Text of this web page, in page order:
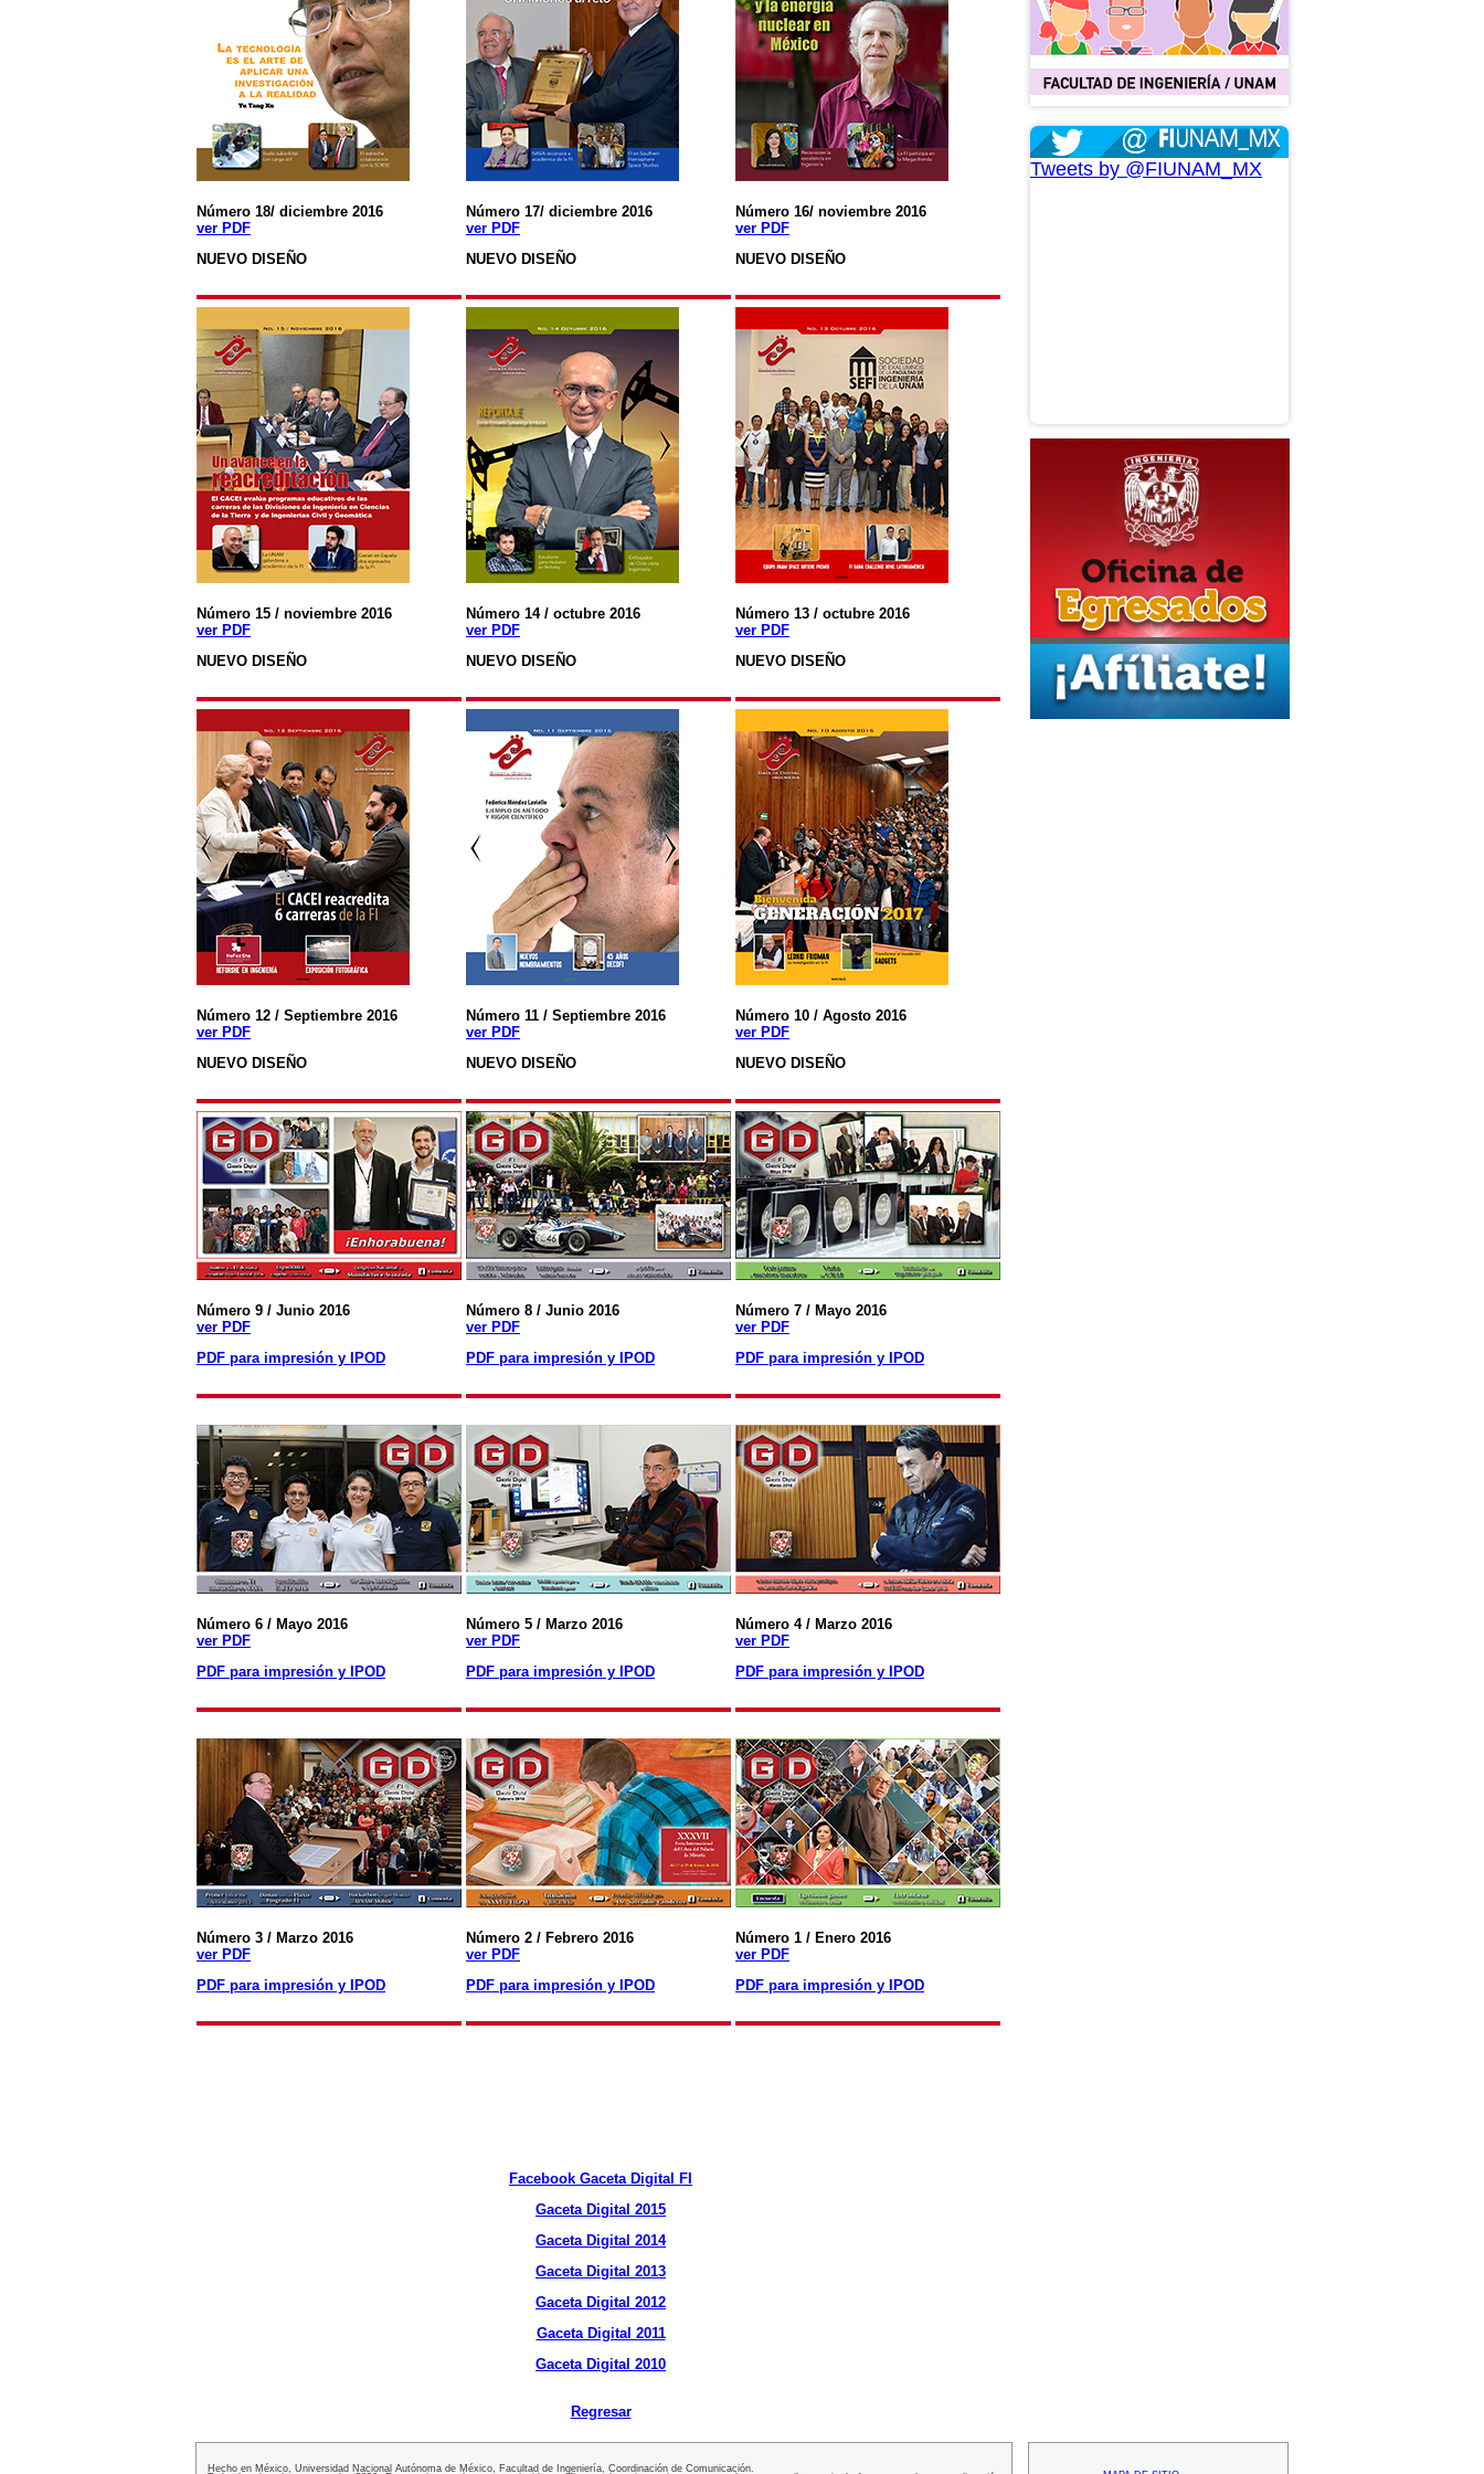
Número 18/ diciembre 2016
ver PDF
NUEVO DISEÑO
Número 17/ diciembre 2016
ver PDF
NUEVO DISEÑO
Número 16/ noviembre 2016
ver PDF
NUEVO DISEÑO
Número 15 / noviembre 2016
ver PDF
NUEVO DISEÑO
Número 14 / octubre 2016
ver PDF
NUEVO DISEÑO
Número 13 / octubre 2016
ver PDF
NUEVO DISEÑO
Número 12 / Septiembre 2016
ver PDF
NUEVO DISEÑO
Número 11 / Septiembre 2016
ver PDF
NUEVO DISEÑO
Número 10 / Agosto 2016
ver PDF
NUEVO DISEÑO
Número 9 / Junio 2016
ver PDF
PDF para impresión y IPOD
Número 8 / Junio 2016
ver PDF
PDF para impresión y IPOD
Número 7 / Mayo 2016
ver PDF
PDF para impresión y IPOD
Número 6 / Mayo 2016
ver PDF
PDF para impresión y IPOD
Número 5 / Marzo 2016
ver PDF
PDF para impresión y IPOD
Número 4 / Marzo 2016
ver PDF
PDF para impresión y IPOD
Número 3 / Marzo 2016
ver PDF
PDF para impresión y IPOD
Número 2 / Febrero 2016
ver PDF
PDF para impresión y IPOD
Número 1 / Enero 2016
ver PDF
PDF para impresión y IPOD
Facebook Gaceta Digital FI
Gaceta Digital 2015
Gaceta Digital 2014
Gaceta Digital 2013
Gaceta Digital 2012
Gaceta Digital 2011
Gaceta Digital 2010
Regresar
Tweets by @FIUNAM_MX
Hecho en México, Universidad Nacional Autónoma de México, Facultad de Ingeniería, Coordinación de Comunicación.